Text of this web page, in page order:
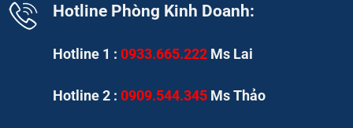
Hotline Phòng Kinh Doanh:
Hotline 1 : 0933.665.222 Ms Lai
Hotline 2 :0909.544.345 Ms Thảo